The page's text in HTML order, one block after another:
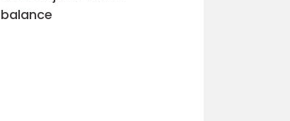
balance